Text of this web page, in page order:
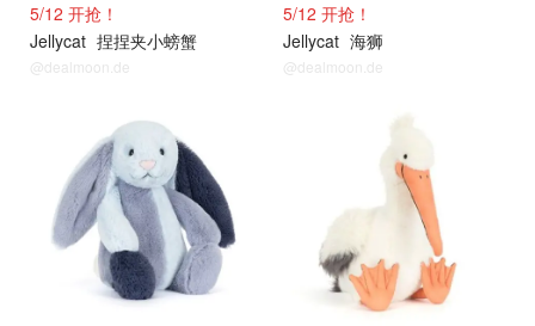
5/12 开抢！
Jellycat 捏捏夹小螃蟹
@dealmoon.de
5/12 开抢！
Jellycat 海狮
@dealmoon.de